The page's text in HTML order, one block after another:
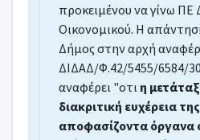
προκειμένου να γίνω ΠΕ
Οικονομικού. Η
Δήμος στην αρχή
ΔΙΔΑΔ/Φ.42/5455/6584/
αναφέρει "οτι η
διακριτική ευχέρεια
αποφασίζοντα όργανα